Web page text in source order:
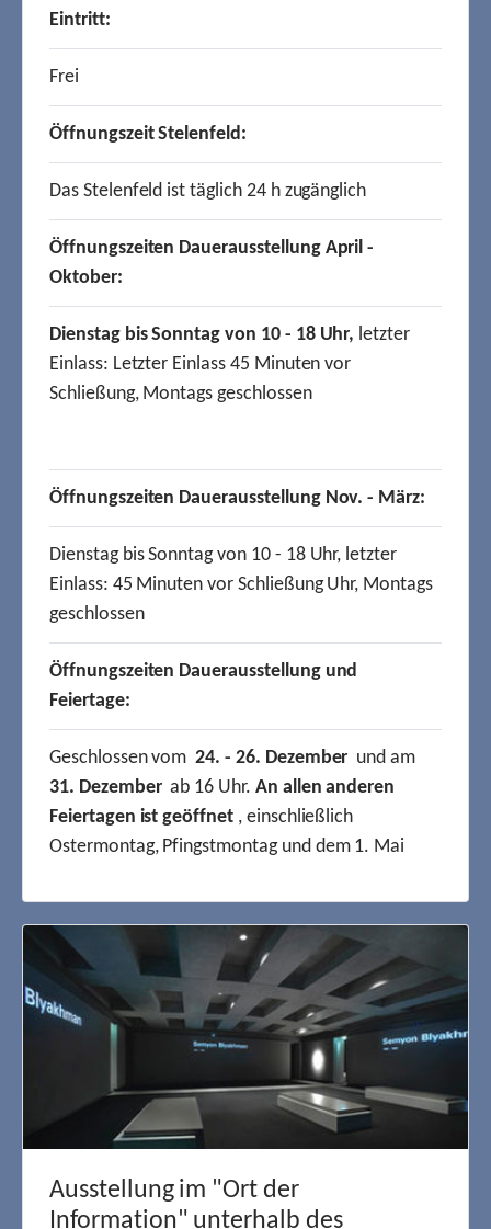
Ausstellung im "Ort der
Information" unterhalb des
Eintritt:
Frei
Öffnungszeit Stelenfeld:
Das Stelenfeld ist täglich 24 h zugänglich
Öffnungszeiten Dauerausstellung April -
Oktober:
Dienstag bis Sonntag von 10 - 18 Uhr, letzter
Einlass: Letzter Einlass 45 Minuten vor
Schließung, Montags geschlossen
Öffnungszeiten Dauerausstellung Nov. - März:
Dienstag bis Sonntag von 10 - 18 Uhr, letzter
Einlass: 45 Minuten vor Schließung Uhr, Montags
geschlossen
Öffnungszeiten Dauerausstellung und
Feiertage:
Geschlossen vom24. - 26. Dezember und am
31. Dezemberab 16 Uhr. An allen anderen
Feiertagen ist geöffnet, einschließlich
Ostermontag, Pfingstmontag und dem 1. Mai